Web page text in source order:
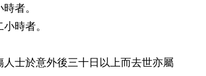
者。
時者。
士於意外後三十日以上而去世亦屬